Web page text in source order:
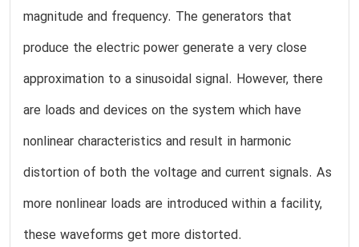
magnitude and frequency. The generators that
produce the electric power generate a very close
approximation to a sinusoidal signal. However, there
are loads and devices on the system which have
nonlinear characteristics and result in harmonic
distortion of both the voltage and current signals. As
more nonlinear loads are introduced within a facility,
these waveforms get more distorted.